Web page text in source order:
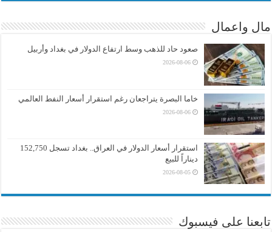
مال واعمال
صعود حاد للذهب وسط ارتفاع الدولار في بغداد وأربيل
2026-08-06
خاما البصرة يتراجعان رغم استقرار أسعار النفط العالمي
2026-08-06
استقرار أسعار الدولار في العراق.. بغداد تسجل 152,750
ديناراً للبيع
2026-08-05
تابعنا على فيسبوك